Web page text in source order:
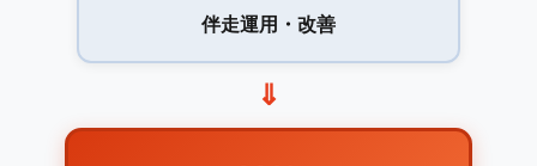
伴走運用・改善
⇓